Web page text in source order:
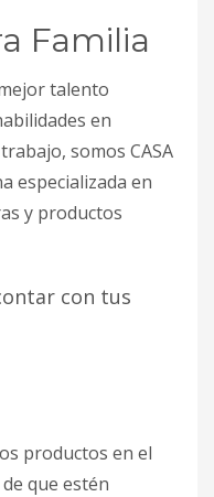
Familia
talento
en
somos CASA
especializada en
y productos
con tus
productos en el
que estén